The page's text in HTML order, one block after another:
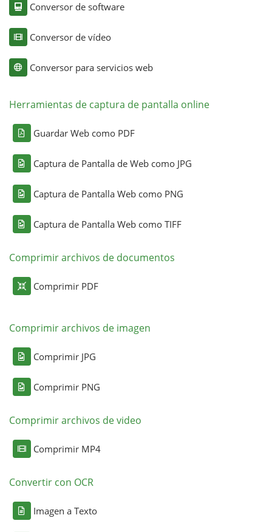
Conversor de software
Conversor de vídeo
Conversor para servicios web
Herramientas de captura de pantalla online
Guardar Web como PDF
Captura de Pantalla de Web como JPG
Captura de Pantalla Web como PNG
Captura de Pantalla Web como TIFF
Comprimir archivos de documentos
Comprimir PDF
Comprimir archivos de imagen
Comprimir JPG
Comprimir PNG
Comprimir archivos de video
Comprimir MP4
Convertir con OCR
Imagen a Texto